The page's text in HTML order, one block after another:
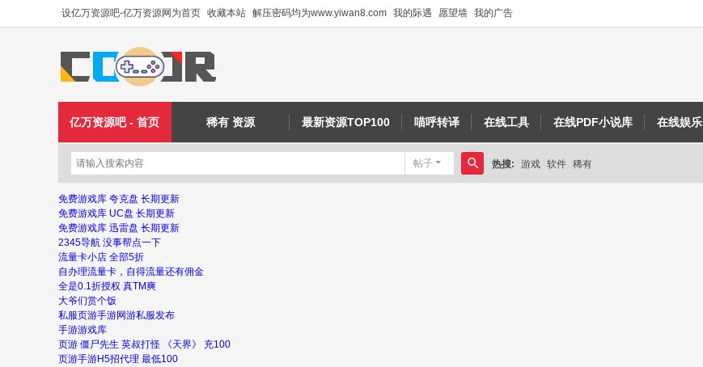
设亿万资源吧-亿万资源网为首页 收藏本站 解压密码均为www.yiwan8.com 我的际遇 愿望墙 我的广告
亿万资源吧 - 首页 稀有 资源 最新资源TOP100 喵呼转译 在线工具 在线PDF小说库 在线娱乐
帖子
搜
热搜: 游戏 软件 稀有
免费游戏库 夸克盘 长期更新
免费游戏库 UC盘 长期更新
免费游戏库 迅雷盘 长期更新
2345导航 没事帮点一下
流量卡小店 全部5折
自办理流量卡，自得流量还有佣金
全是0.1折授权 真TM爽
大爷们赏个饭
私服页游手游网游私服发布
手游游戏库
页游 僵尸先生 英叔打怪 《天界》 充100
页游手游H5招代理 最低100